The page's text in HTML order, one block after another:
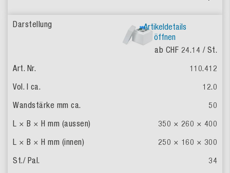
Artikeldetails
öffnen
ab CHF 24.14 / St.
110.412
12.0
50
350 × 260 × 400
250 × 160 × 300
34